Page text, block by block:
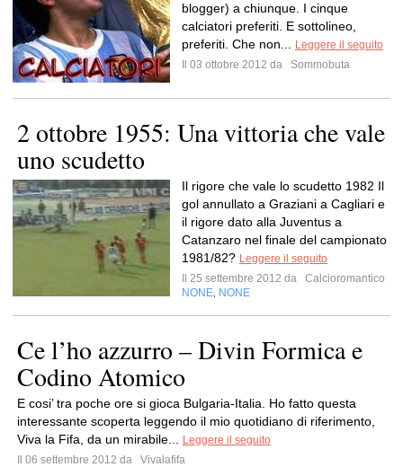
blogger) a chiunque. I cinque
calciatori preferiti. E sottolineo,
preferiti. Che non...
Leggere il seguito
Il 03 ottobre 2012 da
Sommobuta
2 ottobre 1955: Una vittoria che vale
uno scudetto
Il rigore che vale lo scudetto 1982 Il
gol annullato a Graziani a Cagliari e
il rigore dato alla Juventus a
Catanzaro nel finale del campionato
1981/82? Leggere il seguito
Il 25 settembre 2012 da
Calcioromantico
NONE NONE
Ce l’ho azzurro – Divin Formica e
Codino Atomico
E cosi’ tra poche ore si gioca Bulgaria-Italia. Ho fatto questa
interessante scoperta leggendo il mio quotidiano di riferimento,
Viva la Fifa, da un mirabile...
Leggere il seguito
Il 06 settembre 2012 da
Vivalafifa